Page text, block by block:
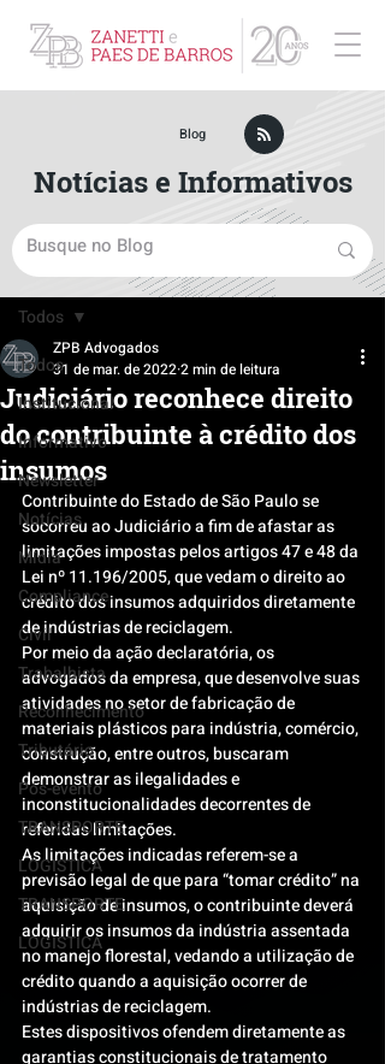
Post
Todos
Institucional
Informativo
Newsletter
Notícias
Mídia
Compliance
Civil
Trabalhista
Reconhecimento
Tributário
Pós-evento
TRANSPORTE
LOGISTICA
TRANSPORTE
LOGISTICA
Todos
Judiciário reconhece direito
do contribuinte à crédito dos
insumos
ZPB Advogados
31 de mar. de 20222 min de leitura
Contribuinte do Estado de São Paulo se
socorreu ao Judiciário a fim de afastar as
limitações impostas pelos artigos 47 e 48 da
Lei nº 11.196/2005, que vedam o direito ao
crédito dos insumos adquiridos diretamente
de indústrias de reciclagem.
Por meio da ação declaratória, os
advogados da empresa, que desenvolve suas
atividades no setor de fabricação de
materiais plásticos para indústria, comércio,
construção, entre outros, buscaram
demonstrar as ilegalidades e
inconstitucionalidades decorrentes de
referidas limitações.
As limitações indicadas referem-se a
previsão legal de que para “tomar crédito” na
aquisição de insumos, o contribuinte deverá
adquirir os insumos da indústria assentada
no manejo florestal, vedando a utilização de
crédito quando a aquisição ocorrer de
indústrias de reciclagem.
Estes dispositivos ofendem diretamente as
garantias constitucionais de tratamento
Blog
Notícias e Informativos